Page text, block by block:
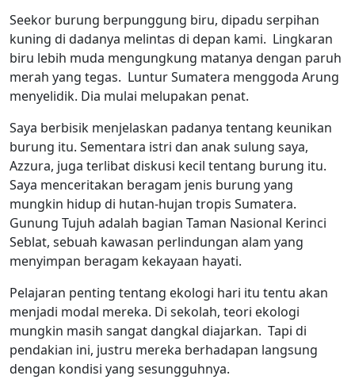
Seekor burung berpunggung biru, dipadu serpihan
kuning di dadanya melintas di depan kami. Lingkaran
biru lebih muda mengungkung matanya dengan paruh
merah yang tegas. Luntur Sumatera menggoda Arung
menyelidik. Dia mulai melupakan penat.
Saya berbisik menjelaskan padanya tentang keunikan
burung itu. Sementara istri dan anak sulung saya,
Azzura, juga terlibat diskusi kecil tentang burung itu.
Saya menceritakan beragam jenis burung yang
mungkin hidup di hutan-hujan tropis Sumatera.
Gunung Tujuh adalah bagian Taman Nasional Kerinci
Seblat, sebuah kawasan perlindungan alam yang
menyimpan beragam kekayaan hayati.
Pelajaran penting tentang ekologi hari itu tentu akan
menjadi modal mereka. Di sekolah, teori ekologi
mungkin masih sangat dangkal diajarkan. Tapi di
pendakian ini, justru mereka berhadapan langsung
dengan kondisi yang sesungguhnya.